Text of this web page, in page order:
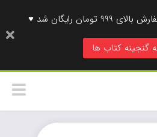
رایگان شد ♥
گنجینه کتاب ها